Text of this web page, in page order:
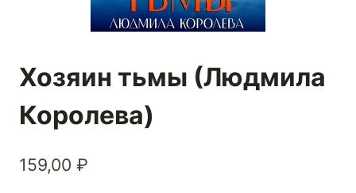
Хозяин тьмы (Людмила
Королева)
159,00 ₽